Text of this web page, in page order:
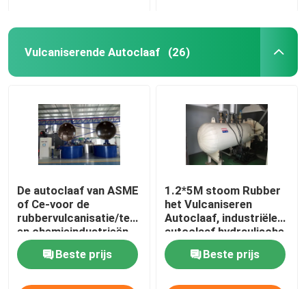
Vulcaniserende Autoclaaf (26)
De autoclaaf van ASME
of Ce-voor de
rubbervulcanisatie/textiel/kabel
en chemieindustrieën
Beste prijs
1.2*5M stoom Rubber
het Vulcaniseren
Autoclaaf, industriële
autoclaaf hydraulische
druk
Beste prijs